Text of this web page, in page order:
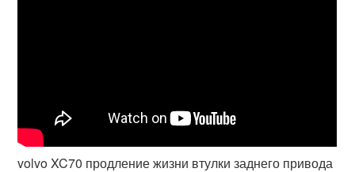
volvo XC70 продление жизни втулки заднего привода